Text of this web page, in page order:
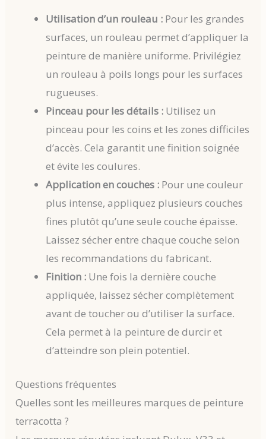
Utilisation d’un rouleau : Pour les grandes
surfaces, un rouleau permet d’appliquer la
peinture de manière uniforme. Privilégiez
un rouleau à poils longs pour les surfaces
rugueuses.
Pinceau pour les détails : Utilisez un
pinceau pour les coins et les zones difficiles
d’accès. Cela garantit une finition soignée
et évite les coulures.
Application en couches : Pour une couleur
plus intense, appliquez plusieurs couches
fines plutôt qu’une seule couche épaisse.
Laissez sécher entre chaque couche selon
les recommandations du fabricant.
Finition : Une fois la dernière couche
appliquée, laissez sécher complètement
avant de toucher ou d’utiliser la surface.
Cela permet à la peinture de durcir et
d’atteindre son plein potentiel.
Questions fréquentes
Quelles sont les meilleures marques de peinture
terracotta ?